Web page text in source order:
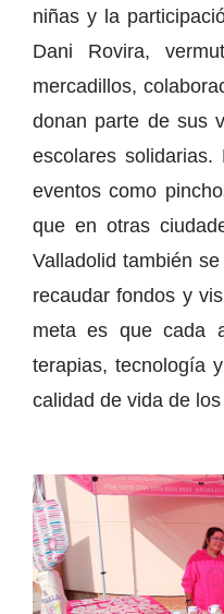
niñas y la
Dani Rovira,
mercadillos,
donan parte de sus
escolares solidarias.
eventos como
que en otras
Valladolid también
recaudar fondos y
meta es que cada
terapias, tecnología
calidad de vida de